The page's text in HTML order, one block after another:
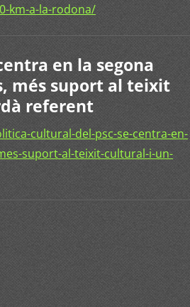
km-a-la-rodona/
en la segona
més suport al teixit
referent
cultural-del-psc-se-centra-en-
suport-al-teixit-cultural-i-un-